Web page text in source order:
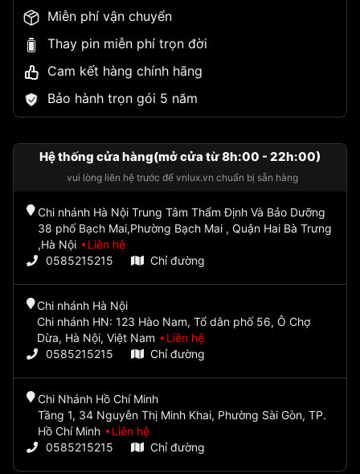
Miễn phí vận chuyển
Thay pin miễn phí trọn đời
Cam kết hàng chính hãng
Bảo hành trọn gói 5 năm
Hệ thống cửa hàng(mở cửa từ 8h:00 - 22h:00)
vui lòng liên hệ trước để vnlux.vn chuẩn bị sẵn hàng
Chi nhánh Hà Nội Trung Tâm Thẩm Định Và Bảo Dưỡng
38 phố Bạch Mai,Phường Bạch Mai , Quận Hai Bà Trưng
,Hà Nội
Liên hệ
0585215215
Chỉ đường
Chi nhánh Hà Nội
Chi nhánh HN: 123 Hào Nam, Tổ dân phố 56, Ô Chợ
Dừa, Hà Nội, Việt Nam
Liên hệ
0585215215
Chỉ đường
Chi Nhánh Hồ Chí Minh
Tầng 1, 34 Nguyễn Thị Minh Khai, Phường Sài Gòn, TP.
Hồ Chí Minh
Liên hệ
0585215215
Chỉ đường